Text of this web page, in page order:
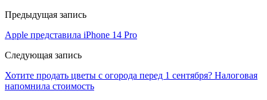
Предыдущая запись
Apple представила iPhone 14 Pro
Следующая запись
Хотите продать цветы с огорода перед 1 сентября? Налоговая
напомнила стоимость